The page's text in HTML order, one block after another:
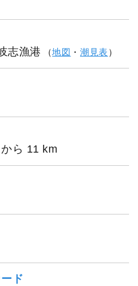
志漁港
（地図 ・潮見表）
ら 11 km
ド